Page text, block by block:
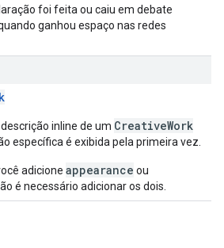
foi feita ou caiu em debate
ganhou espaço nas redes
inline de um CreativeWork
específica é exibida pela primeira vez.
adicione appearance ou
é necessário adicionar os dois.